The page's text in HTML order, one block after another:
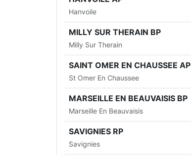
Hanvoile
MILLY SUR THERAIN BP
Milly Sur Therain
SAINT OMER EN CHAUSSEE AP
St Omer En Chaussee
MARSEILLE EN BEAUVAISIS BP
Marseille En Beauvaisis
SAVIGNIES RP
Savignies